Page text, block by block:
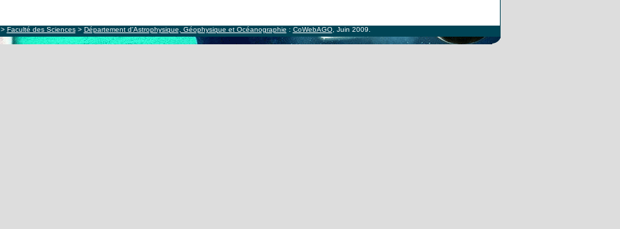
> Faculté des Sciences> Département d'Astrophysique, Géophysique et Océanographie : CoWebAGO, Juin 2009.